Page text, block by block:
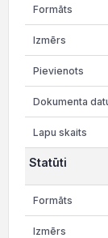
Statūti